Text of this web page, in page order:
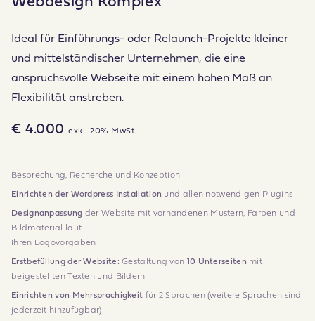
Ideal für Einführungs- oder Relaunch-Projekte kleiner
und mittelständischer Unternehmen, die eine
anspruchsvolle Webseite mit einem hohen Maß an
Flexibilität anstreben.
€ 4.000 exkl. 20% MwSt.
Besprechung, Recherche und Konzeption
Einrichten der Wordpress Installation und allen notwendigen Plugins
Designanpassung der Website mit vorhandenen Mustern, Farben und
Bildmaterial laut
Ihren Logovorgaben
Erstbefüllung der Website: Gestaltung von 10 Unterseiten mit
beigestellten Texten und Bildern
Einrichten von Mehrsprachigkeit für 2 Sprachen (weitere Sprachen sind
jederzeit hinzufügbar)